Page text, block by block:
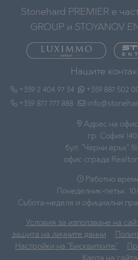
Stonehard PREMIER е
GROUP и STOYANOV
Нашите
+359 2 404 97 34
+359 877 777 888
+359 887 502
Адрес на
гр. София
бул. "Черни връх"
офис сграда
Работно
Понеделник-петък:
Събота-неделя и официални
Условия за използване на
защита на личните данни
Настройки на "Бисквитките"